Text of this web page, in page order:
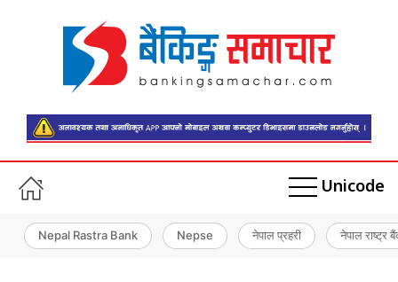
Unicode
Nepal Rastra Bank Nepse नेपाल प्रहरी नेपाल राष्ट्र